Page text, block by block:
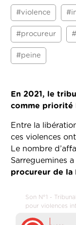
#violence
#procureur
#peine
En 2021, le
comme priorité
Entre la
ces violences
Le nombre
Sarreguemines
procureur de la
Son N°1 -
pour violences